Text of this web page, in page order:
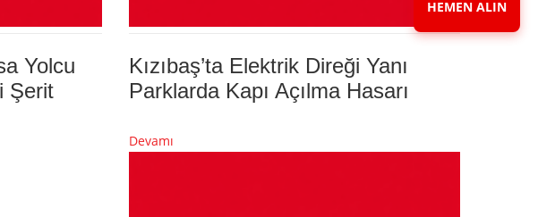
Yolcu
Şerit
Kızıbaş’ta Elektrik Direği Yanı
Parklarda Kapı Açılma Hasarı
Devamı
HEMEN ALIN